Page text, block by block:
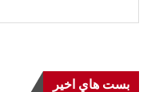
بست هاي اخير